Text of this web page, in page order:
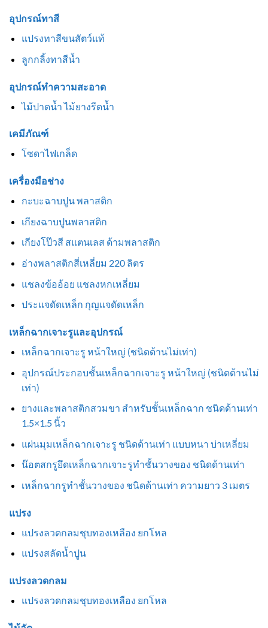
อุปกรณ์ทาสี
แปรงทาสีขนสัตว์แท้
ลูกกลิ้งทาสีน้ำ
อุปกรณ์ทำความสะอาด
ไม้ปาดน้ำ ไม้ยางรีดน้ำ
เคมีภัณฑ์
โซดาไฟเกล็ด
เครื่องมือช่าง
กะบะฉาบปูน พลาสติก
เกียงฉาบปูนพลาสติก
เกียงโป๊วสี สแตนเลส ด้ามพลาสติก
อ่างพลาสติกสี่เหลี่ยม 220 ลิตร
แชลงข้ออ้อย แชลงหกเหลี่ยม
ประแจดัดเหล็ก กุญแจดัดเหล็ก
เหล็กฉากเจาะรูและอุปกรณ์
เหล็กฉากเจาะรู หน้าใหญ่ (ชนิดด้านไม่เท่า)
อุปกรณ์ประกอบชั้นเหล็กฉากเจาะรู หน้าใหญ่ (ชนิดด้านไม่
เท่า)
ยางและพลาสติกสวมขา สำหรับชั้นเหล็กฉาก ชนิดด้านเท่า
1.5×1.5 นิ้ว
แผ่นมุมเหล็กฉากเจาะรู ชนิดด้านเท่า แบบหนา บ่าเหลี่ยม
น๊อตสกรูยึดเหล็กฉากเจาะรูทำชั้นวางของ ชนิดด้านเท่า
เหล็กฉากรูทำชั้นวางของ ชนิดด้านเท่า ความยาว 3 เมตร
แปรง
แปรงลวดกลมชุบทองเหลือง ยกโหล
แปรงสลัดน้ำปูน
แปรงลวดกลม
แปรงลวดกลมชุบทองเหลือง ยกโหล